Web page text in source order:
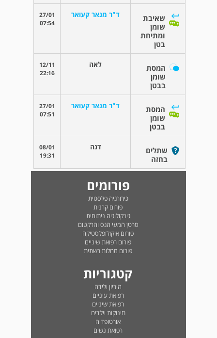
שאיבת
שומן
ומתיחת
בטן
ד"ר מנאר קעואר
27/01
07:54
המסת
שומן
בבטן
לאה
12/11
22:16
המסת
שומן
בבטן
ד"ר מנאר קעואר
27/01
07:51
שתלים
בחזה
דנה
08/01
19:31
פורומים
כירורגיה פלסטית
פורום קרנית
גינקולוגיה ניתוחית
סרטן המעי הגס והרקטום
פורום אוקולופלסטיקה
פורום רפואת שיניים
פורום מחלות רשתית
קטגוריות
היריון ולידה
רפואת עיניים
רפואת שיניים
תינוקות וילדים
אורטופדיה
רפואת נשים